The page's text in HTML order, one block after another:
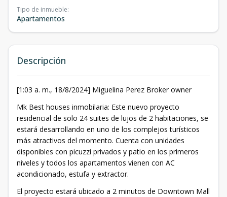
Tipo de inmueble:
Apartamentos
Descripción
[1:03 a. m., 18/8/2024] Miguelina Perez Broker owner
Mk Best houses inmobilaria: Este nuevo proyecto
residencial de solo 24 suites de lujos de 2 habitaciones, se
estará desarrollando en uno de los complejos turísticos
más atractivos del momento. Cuenta con unidades
disponibles con picuzzi privados y patio en los primeros
niveles y todos los apartamentos vienen con AC
acondicionado, estufa y extractor.
El proyecto estará ubicado a 2 minutos de Downtown Mall